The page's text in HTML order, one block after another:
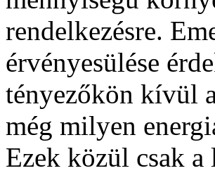
rendelkezésre.
érvényesülése
tényezőkön kívül
még milyen
Ezek közül csak